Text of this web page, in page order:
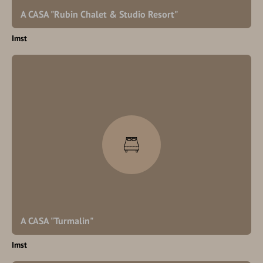
A CASA "Rubin Chalet & Studio Resort"
Imst
A CASA "Turmalin"
Imst